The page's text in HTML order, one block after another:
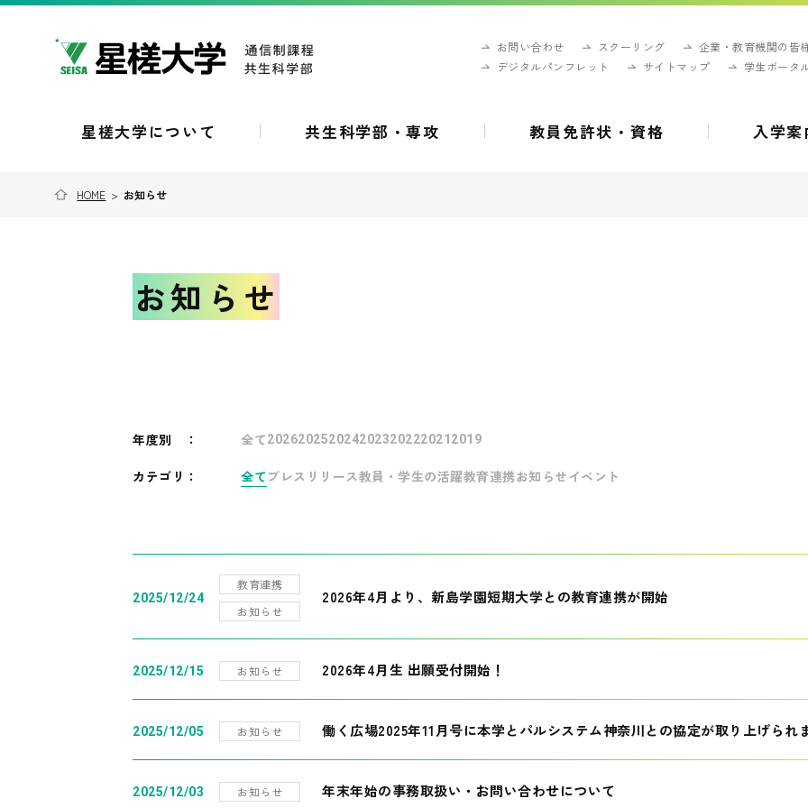
お問い合わせ スクーリング
企業・教育機関の皆
デジタルパンフレット
サイトマップ 学生ポータ
星槎大学について 共生科学部・専攻 教員免許状・資格 入学案
HOME > お知らせ
お知らせ
年度別 ： 全て202620252024202320222021 2019
カテゴリ： 全て プレスリリース教員・学生の活躍教育連携お知らせ イベント
2025/12/24
教育連携
お知らせ
2026年4月より、新島学園短期大学との教育連携が開始
2025/12/15 お知らせ 2026年4月生 出願受付開始！
2025/12/05 お知らせ 働く広場2025年11月号に本学とパルシステム神奈川との協定が取り上げられ
2025/12/03 お知らせ 年末年始の事務取扱い・お問い合わせについて